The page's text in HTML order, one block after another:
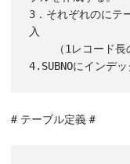
3．それぞれのにテ
入
# テーブル定義 #